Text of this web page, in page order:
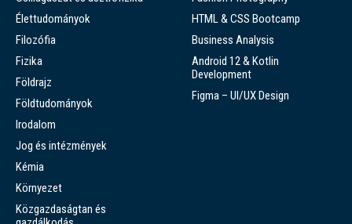
Élettudományok
Filozófia
Fizika
Földrajz
Földtudományok
Irodalom
Jog és intézmények
Kémia
Környezet
Közgazdaságtan és
HTML & CSS Bootcamp
Business Analysis
Android 12 & Kotlin
Development
Figma – UI/UX Design